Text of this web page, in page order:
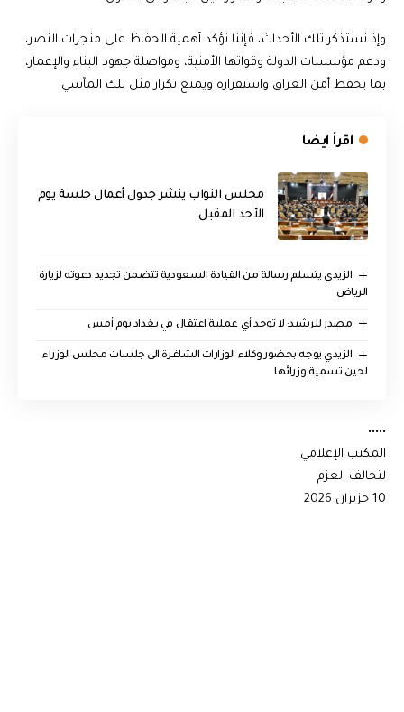
وإذ نستذكر تلك الأحداث، فإننا نؤكد أهمية الحفاظ على منجزات النصر،
ودعم مؤسسات الدولة وقواتها الأمنية، ومواصلة جهود البناء والإعمار،
بما يحفظ أمن العراق واستقراره ويمنع تكرار مثل تلك المآسي.
اقرأ ايضا
مجلس النواب ينشر جدول أعمال جلسة يوم
الأحد المقبل
الزيدي يتسلم رسالة من القيادة السعودية تتضمن تجديد دعوته لزيارة
الرياض
مصدر للرشيد: لا توجد أي عملية اعتقال في بغداد يوم أمس
الزيدي يوجه بحضور وكلاء الوزارات الشاغرة الى جلسات مجلس الوزراء
لحين تسمية وزرائها
•••••
المكتب الإعلامي
لتحالف العزم
10 حزيران 2026